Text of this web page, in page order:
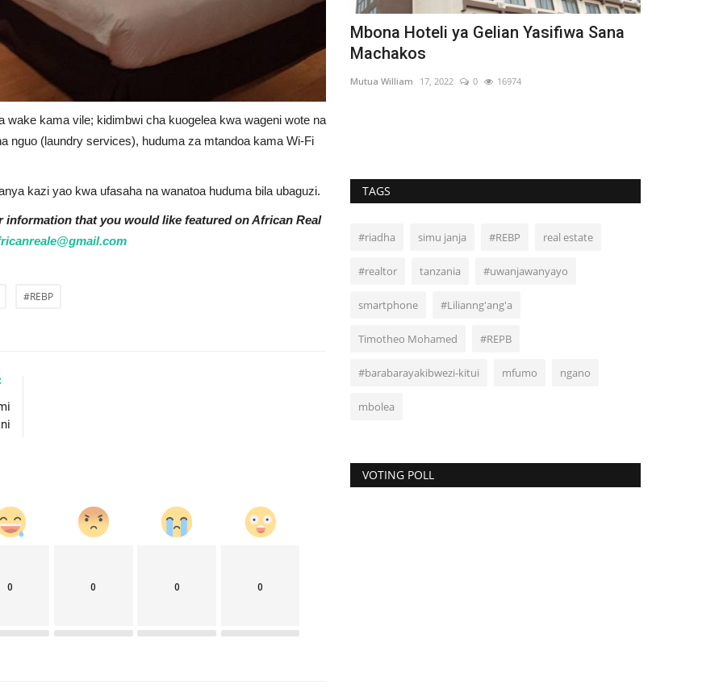
wake kama vile; kidimbwi cha kuogelea kwa wageni wote na
nguo (laundry services), huduma za mtandoa kama Wi-Fi
kazi yao kwa ufasaha na wanatoa huduma bila ubaguzi.
information that you would like featured on African Real
#REBP
0 0 0 0
ya
Wanafunzi wa Chuo Kikuu cha Tumaini
Waanzisha Kampeni ya...
Mbona Hoteli ya Gelian Yasifiwa Sana
Machakos
Mutua William 17, 2022 0 16974
TAGS
#riadha simu janja #REBP real estate
#realtor tanzania #uwanjawanyayo
smartphone #Lilianng'ang'a
Timotheo Mohamed #REPB
#barabarayakibwezi-kitui mfumo ngano
mbolea
VOTING POLL